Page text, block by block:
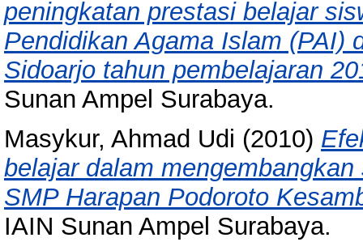
peningkatan prestasi belajar
Pendidikan Agama Islam (PAI)
Sidoarjo tahun pembelajaran
Sunan Ampel Surabaya.
Masykur, Ahmad Udi (2010)
belajar dalam
SMP Harapan Podoroto
IAIN Sunan Ampel Surabaya.